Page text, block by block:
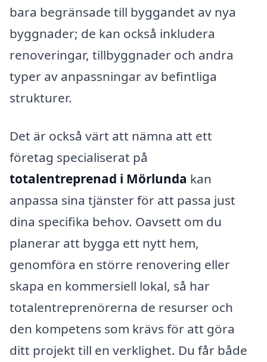
bara begränsade till byggandet av nya
byggnader; de kan också inkludera
renoveringar, tillbyggnader och andra
typer av anpassningar av befintliga
strukturer.
Det är också värt att nämna att ett
företag specialiserat på
totalentreprenad i Mörlunda kan
anpassa sina tjänster för att passa just
dina specifika behov. Oavsett om du
planerar att bygga ett nytt hem,
genomföra en större renovering eller
skapa en kommersiell lokal, så har
totalentreprenörerna de resurser och
den kompetens som krävs för att göra
ditt projekt till en verklighet. Du får både